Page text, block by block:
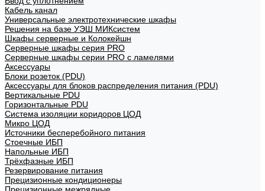
Кабель канал
Универсальные электротехнические шкафы
Решения на базе УЭШ МИКсистем
Шкафы серверные и Колокейшн
Серверные шкафы серия PRO
Серверные шкафы серии PRO с ламелями
Аксессуары
Блоки розеток (PDU)
Аксессуары для блоков распределения питания (PDU)
Вертикальные PDU
Горизонтальные PDU
Система изоляции коридоров ЦОД
Микро ЦОД
Источники бесперебойного питания
Стоечные ИБП
Напольные ИБП
Трёхфазные ИБП
Резервирование питания
Прецизионные кондиционеры